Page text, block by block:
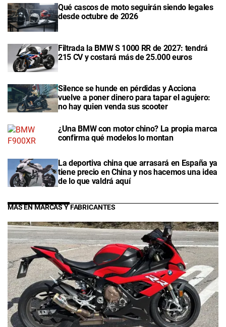
Qué cascos de moto seguirán siendo legales
desde octubre de 2026
Filtrada la BMW S 1000 RR de 2027: tendrá
215 CV y costará más de 25.000 euros
Silence se hunde en pérdidas y Acciona
vuelve a poner dinero para tapar el agujero:
no hay quien venda sus scooter
¿Una BMW con motor chino? La propia marca
confirma qué modelos lo montan
La deportiva china que arrasará en España ya
tiene precio en China y nos hacemos una idea
de lo que valdrá aquí
MÁS EN MARCAS Y FABRICANTES